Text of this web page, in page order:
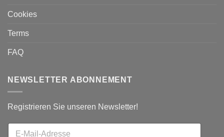
Cookies
Terms
FAQ
NEWSLETTER ABONNEMENT
Registrieren Sie unseren Newsletter!